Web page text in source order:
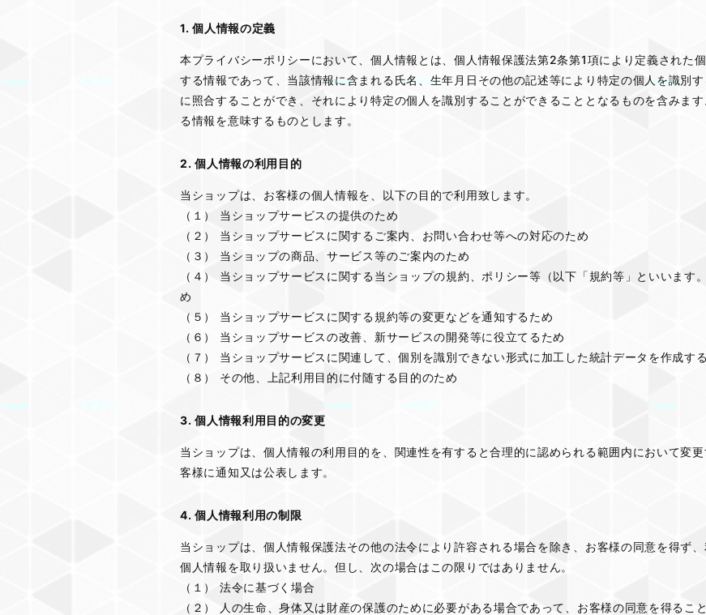
1. 個人情報の定義
本プライバシーポリシーにおいて、個人情報とは、個人情報保護法第2条第1項により定義された
する情報であって、当該情報に含まれる氏名、生年月日その他の記述等により特定の個人を識別
に照合することができ、それにより特定の個人を識別することができることとなるものを含みま
る情報を意味するものとします。
2. 個人情報の利用目的
当ショップは、お客様の個人情報を、以下の目的で利用致します。
（１） 当ショップサービスの提供のため
（２） 当ショップサービスに関するご案内、お問い合わせ等への対応のため
（３） 当ショップの商品、サービス等のご案内のため
（４） 当ショップサービスに関する当ショップの規約、ポリシー等（以下「規約等」といいます
め
（５） 当ショップサービスに関する規約等の変更などを通知するため
（６） 当ショップサービスの改善、新サービスの開発等に役立てるため
（７） 当ショップサービスに関連して、個別を識別できない形式に加工した統計データを作成す
（８） その他、上記利用目的に付随する目的のため
3. 個人情報利用目的の変更
当ショップは、個人情報の利用目的を、関連性を有すると合理的に認められる範囲内において変
客様に通知又は公表します。
4. 個人情報利用の制限
当ショップは、個人情報保護法その他の法令により許容される場合を除き、お客様の同意を得ず
個人情報を取り扱いません。但し、次の場合はこの限りではありません。
（１） 法令に基づく場合
（２） 人の生命、身体又は財産の保護のために必要がある場合であって、お客様の同意を得るこ